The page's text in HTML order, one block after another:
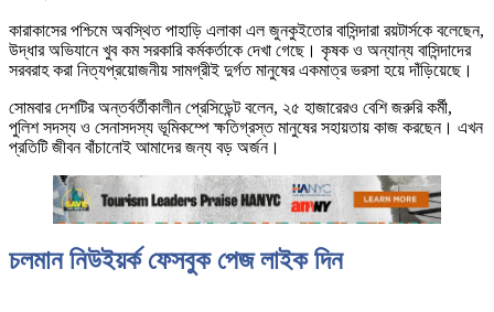
কারাকাসের পশ্চিমে অবস্থিত পাহাড়ি এলাকা এল জুনকুইতোর বাসিন্দারা রয়টার্সকে বলেছেন,
উদ্ধার অভিযানে খুব কম সরকারি কর্মকর্তাকে দেখা গেছে। কৃষক ও অন্যান্য বাসিন্দাদের
সরবরাহ করা নিত্যপ্রয়োজনীয় সামগ্রীই দুর্গত মানুষের একমাত্র ভরসা হয়ে দাঁড়িয়েছে।
সোমবার দেশটির অন্তর্বর্তীকালীন প্রেসিডেন্ট বলেন, ২৫ হাজারেরও বেশি জরুরি কর্মী,
পুলিশ সদস্য ও সেনাসদস্য ভূমিকম্পে ক্ষতিগ্রস্ত মানুষের সহায়তায় কাজ করছেন। এখন
প্রতিটি জীবন বাঁচানোই আমাদের জন্য বড় অর্জন।
চলমান নিউইয়র্ক ফেসবুক পেজ লাইক দিন